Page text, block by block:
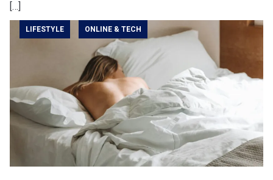
[…]
LIFESTYLE ONLINE & TECH